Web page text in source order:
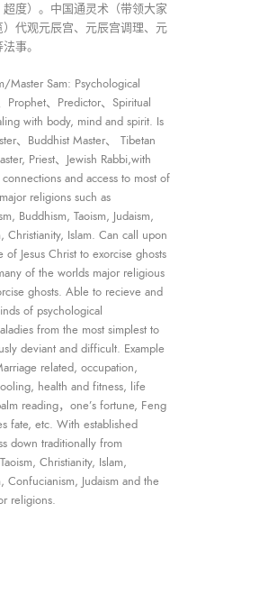
度）。中国通灵术（带领大家
代观元辰宫、元辰宫调理、元
事。
Master Sam: Psychological
Prophet、Predictor、Spiritual
with body, mind and spirit. Is
、Buddhist Master、 Tibetan
Priest、Jewish Rabbi,with
and access to most of
religions such as
Buddhism, Taoism, Judaism,
Christianity, Islam. Can call upon
of Jesus Christ to exorcise ghosts
of the worlds major religious
ghosts. Able to recieve and
of psychological
from the most simplest to
deviant and difficult. Example
related, occupation,
health and fitness, life
reading，one’s fortune, Feng
fate, etc. With established
down traditionally from
Christianity, Islam,
Confucianism, Judaism and the
religions.